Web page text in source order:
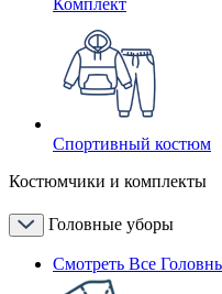
Комплект
Спортивный костюм
Костюмчики и комплекты
Головные уборы
Смотреть Все